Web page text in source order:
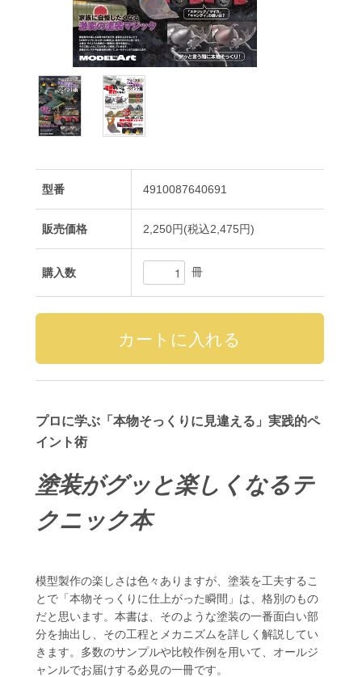
型番 4910087640691
販売価格 2,250円(税込2,475円)
購入数 冊
プロに学ぶ「本物そっくりに見違える」実践的ペ
イント術
塗装がグッと楽しくなるテ
クニック本
模型製作の楽しさは色々ありますが、塗装を工夫するこ
とで「本物そっくりに仕上がった瞬間」は、格別のもの
だと思います。本書は、そのような塗装の一番面白い部
分を抽出し、その工程とメカニズムを詳しく解説してい
きます。多数のサンプルや比較作例を用いて、オールジ
ャンルでお届けする必見の一冊です。